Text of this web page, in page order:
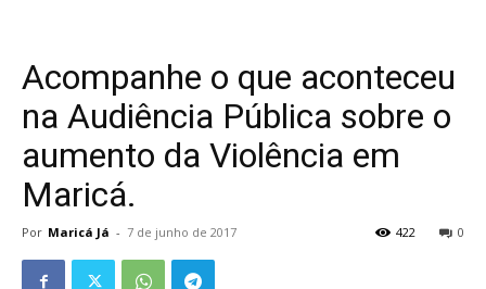
Acompanhe o que aconteceu
na Audiência Pública sobre o
aumento da Violência em
Maricá.
Por Maricá Já - 7 de junho de 2017 0
422